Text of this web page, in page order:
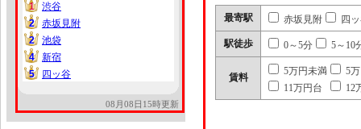
1
1
渋谷
2
2
赤坂見附
2
2
池袋
4
4
新宿
5
5 四ッ谷
08月08日15時更新
最寄駅 赤坂見附 四
駅徒歩 0～5分 5～10
賃料
5万円未満
5
11万円台
12